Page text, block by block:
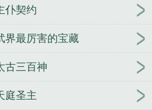
阅读 修真武神楚枫苏柔无弹
武神楚枫最新章节4515
修真
笔趣阁 修真武神楚枫免费阅
楚枫
修真武神楚枫免费阅读
仆契约
界最厉害的宝藏
古三百神
庭圣主